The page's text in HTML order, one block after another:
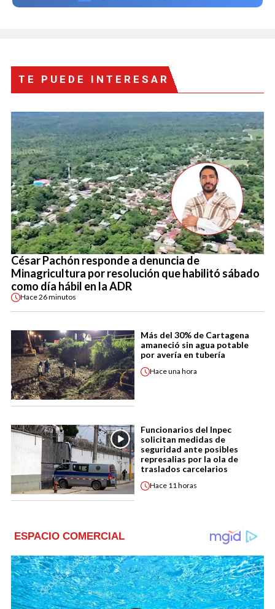
TE PUEDE INTERESAR
César Pachón responde a denuncia de
Minagricultura por resolución que habilitó sábado
como día hábil en la ADR
Hace26 minutos
Más del 30% de Cartagena
amaneció sin agua potable
por avería en tubería
Haceuna hora
Funcionarios del Inpec
solicitan medidas de
seguridad ante posibles
represalias por la ola de
traslados carcelarios
Hace 11 horas